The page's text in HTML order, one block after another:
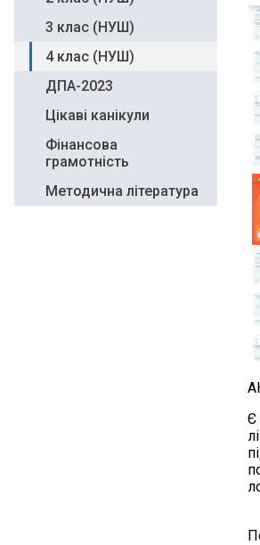
3 клас (НУШ)
4 клас (НУШ)
ДПА-2023
Цікаві канікули
Фінансова
грамотність
Методична література
Є